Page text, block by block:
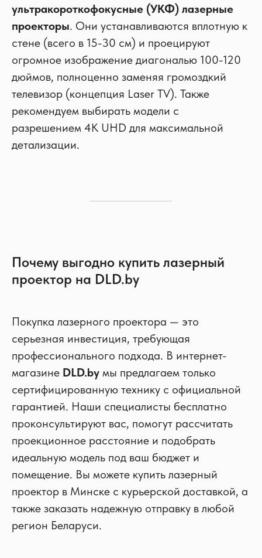
ультракороткофокусные (УКФ) лазерные
проекторы. Они устанавливаются вплотную к
стене (всего в 15-30 см) и проецируют
огромное изображение диагональю 100-120
дюймов, полноценно заменяя громоздкий
телевизор (концепция Laser TV). Также
рекомендуем выбирать модели с
разрешением 4K UHD для максимальной
детализации.
Почему выгодно купить лазерный
проектор на DLD.by
Покупка лазерного проектора — это
серьезная инвестиция, требующая
профессионального подхода. В интернет-
магазине DLD.by мы предлагаем только
сертифицированную технику с официальной
гарантией. Наши специалисты бесплатно
проконсультируют вас, помогут рассчитать
проекционное расстояние и подобрать
идеальную модель под ваш бюджет и
помещение. Вы можете купить лазерный
проектор в Минске с курьерской доставкой, а
также заказать надежную отправку в любой
регион Беларуси.